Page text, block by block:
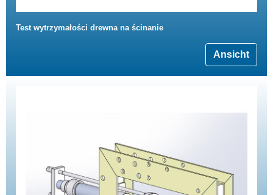
Test wytrzymałości drewna na ścinanie
Ansicht